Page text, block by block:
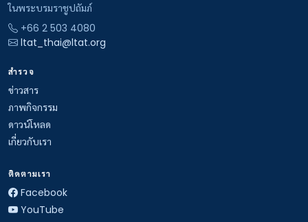
ในพระบรมราชูปถัมภ์
+66 2 503 4080
ltat_thai@ltat.org
สำรวจ
ข่าวสาร
ภาพกิจกรรม
ดาวน์โหลด
เกี่ยวกับเรา
ติดตามเรา
Facebook
YouTube